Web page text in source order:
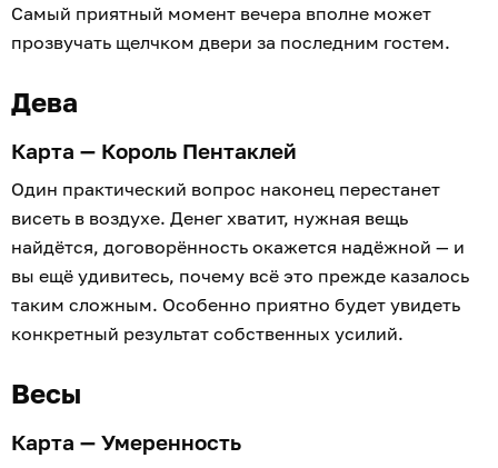
Самый приятный момент вечера вполне может
прозвучать щелчком двери за последним гостем.
Дева
Карта — Король Пентаклей
Один практический вопрос наконец перестанет
висеть в воздухе. Денег хватит, нужная вещь
найдётся, договорённость окажется надёжной — и
вы ещё удивитесь, почему всё это прежде казалось
таким сложным. Особенно приятно будет увидеть
конкретный результат собственных усилий.
Весы
Карта — Умеренность